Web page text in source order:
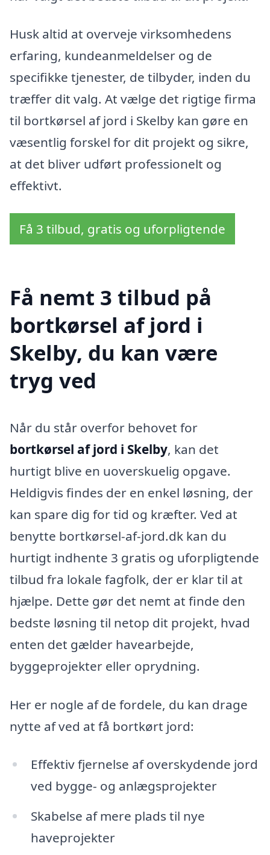
Husk altid at overveje virksomhedens
erfaring, kundeanmeldelser og de
specifikke tjenester, de tilbyder, inden du
træffer dit valg. At vælge det rigtige firma
til bortkørsel af jord i Skelby kan gøre en
væsentlig forskel for dit projekt og sikre,
at det bliver udført professionelt og
effektivt.
Få 3 tilbud, gratis og uforpligtende
Få nemt 3 tilbud på
bortkørsel af jord i
Skelby, du kan være
tryg ved
Når du står overfor behovet for
bortkørsel af jord i Skelby, kan det
hurtigt blive en uoverskuelig opgave.
Heldigvis findes der en enkel løsning, der
kan spare dig for tid og kræfter. Ved at
benytte bortkørsel-af-jord.dk kan du
hurtigt indhente 3 gratis og uforpligtende
tilbud fra lokale fagfolk, der er klar til at
hjælpe. Dette gør det nemt at finde den
bedste løsning til netop dit projekt, hvad
enten det gælder havearbejde,
byggeprojekter eller oprydning.
Her er nogle af de fordele, du kan drage
nytte af ved at få bortkørt jord:
Effektiv fjernelse af overskydende jord
ved bygge- og anlægsprojekter
Skabelse af mere plads til nye
haveprojekter